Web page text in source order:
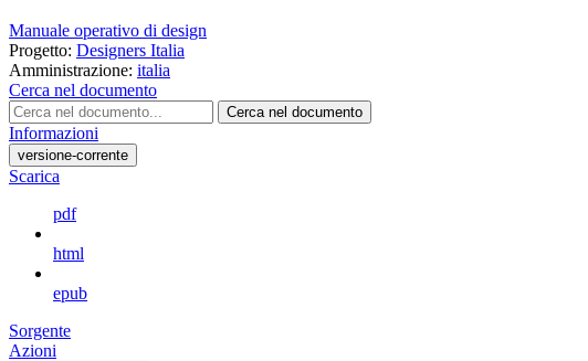
Manuale operativo di design
Progetto: Designers Italia
Amministrazione: italia
Cerca nel documento
Cerca nel documento
Informazioni
versione-corrente
Scarica
pdf
html
epub
Sorgente
Azioni